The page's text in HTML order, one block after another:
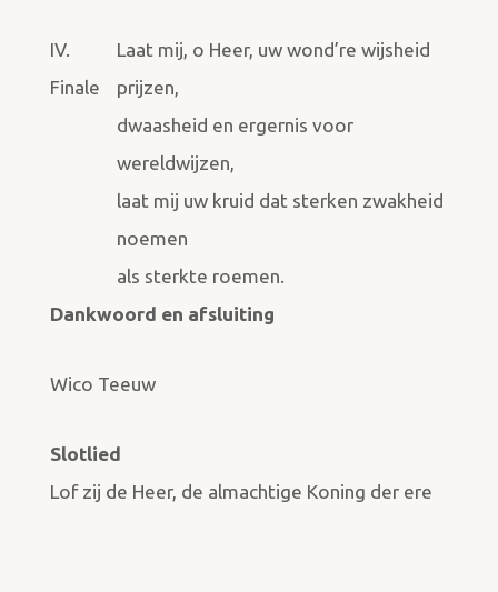
IV.
Finale
Laat mij, o Heer, uw wond’re wijsheid
prijzen,
dwaasheid en ergernis voor
wereldwijzen,
laat mij uw kruid dat sterken zwakheid
noemen
als sterkte roemen.
Dankwoord en afsluiting
Wico Teeuw
Slotlied
Lof zij de Heer, de almachtige Koning der ere